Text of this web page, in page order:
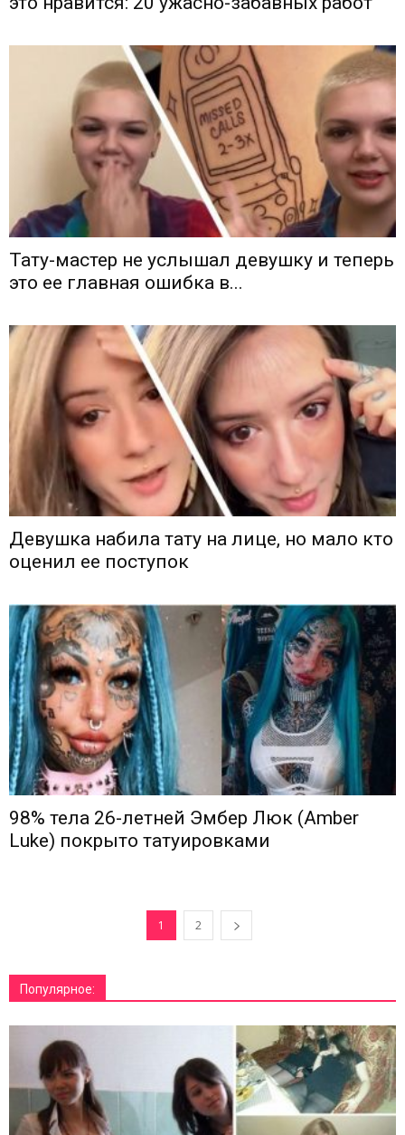
Тату-мастер не услышал девушку и теперь
это ее главная ошибка в...
Девушка набила тату на лице, но мало кто
оценил ее поступок
98% тела 26-летней Эмбер Люк (Amber
Luke) покрыто татуировками
1 2
Популярное: